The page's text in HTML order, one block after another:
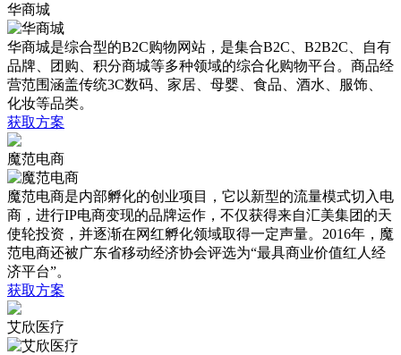
华商城
华商城是综合型的B2C购物网站，是集合B2C、B2B2C、自有
品牌、团购、积分商城等多种领域的综合化购物平台。商品经
营范围涵盖传统3C数码、家居、母婴、食品、酒水、服饰、
化妆等品类。
获取方案
魔范电商
魔范电商是内部孵化的创业项目，它以新型的流量模式切入电
商，进行IP电商变现的品牌运作，不仅获得来自汇美集团的天
使轮投资，并逐渐在网红孵化领域取得一定声量。2016年，魔
范电商还被广东省移动经济协会评选为“最具商业价值红人经
济平台”。
获取方案
艾欣医疗